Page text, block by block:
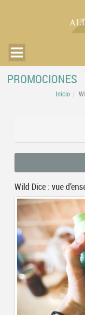
PROMOCIONES
Inicio
Wild Dice : vue